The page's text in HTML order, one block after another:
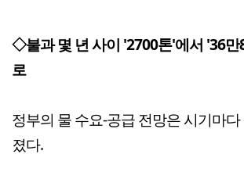
◇불과 몇 년 사이 '2700톤'에서 '36만
로
정부의 물 수요-공급 전망은 시기마
졌다.